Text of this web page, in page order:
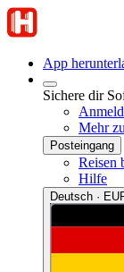
App
Sichere dir
Mehr
Posteingang
Reisen
Hilfe
Deutsch ·